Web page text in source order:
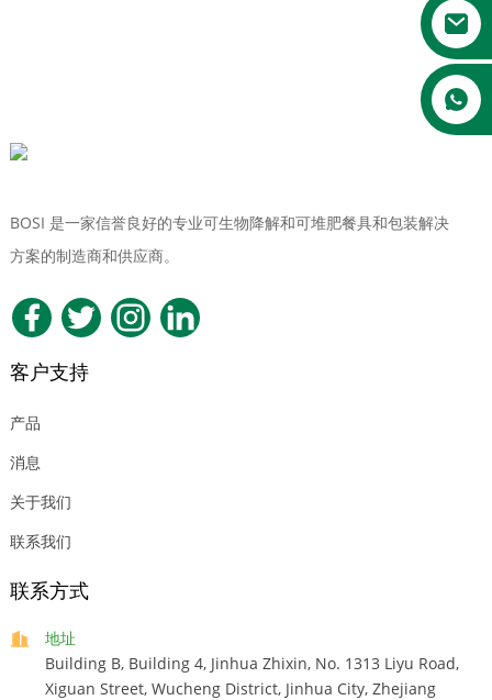
BOSI 是一家信誉良好的专业可生物降解和可堆肥餐具和包装解决
方案的制造商和供应商。
客户支持
产品
消息
关于我们
联系我们
联系方式
地址
Building B, Building 4, Jinhua Zhixin, No. 1313 Liyu Road,
Xiguan Street, Wucheng District, Jinhua City, Zhejiang